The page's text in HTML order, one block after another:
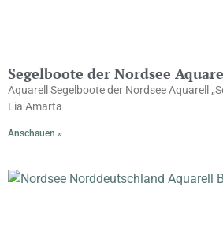
Segelboote der Nordsee
Aquarell Segelboote der Nordsee Aquarell
Lia Amarta
Anschauen »